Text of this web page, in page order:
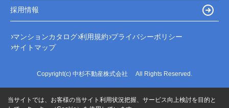
採用情報
マンションカタログ 利用規約 プライバシーポリシー
サイトマップ
Copyright(c) 中杉不動産株式会社 All Rights Reserved.
当サイトでは、お客様の当サイト利用状況把握、サービス向上検討を目的と